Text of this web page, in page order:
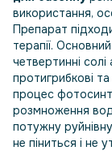
використання,
Препарат
терапії.
четвертинні
протигрибкові
процес
розмноження
потужну
не піниться і не